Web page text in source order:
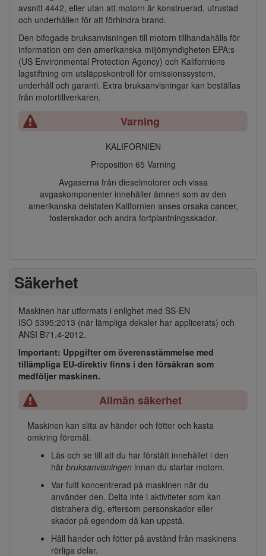
avsnitt 4442, eller utan att motorn är konstruerad, utrustad
och underhållen för att förhindra brand.
Den bifogade bruksanvisningen till motorn tillhandahålls för
information om den amerikanska miljömyndigheten EPA:s
(US Environmental Protection Agency) och Kaliforniens
lagstiftning om utsläppskontroll för emissionssystem,
underhåll och garanti. Extra bruksanvisningar kan beställas
från motortillverkaren.
Varning
KALIFORNIEN
Proposition 65 Varning
Avgaserna från dieselmotorer och vissa
avgaskomponenter innehåller ämnen som av den
amerikanska delstaten Kalifornien anses orsaka cancer,
fosterskador och andra fortplantningsskador.
Säkerhet
Maskinen har utformats i enlighet med SS-EN
ISO 5395:2013 (när lämpliga dekaler har applicerats) och
ANSI B71.4-2012.
Important: Uppgifter om överensstämmelse med
tillämpliga EU-direktiv finns i den försäkran som
medföljer maskinen.
Allmän säkerhet
Maskinen kan slita av händer och fötter och kasta
omkring föremål.
Läs och se till att du har förstått innehållet i den
här bruksanvisningen innan du startar motorn.
Var fullt koncentrerad på maskinen när du
använder den. Delta inte i aktiviteter som kan
distrahera dig, eftersom personskador eller
skador på egendom då kan uppstå.
Håll händer och fötter på avstånd från maskinens
rörliga delar.